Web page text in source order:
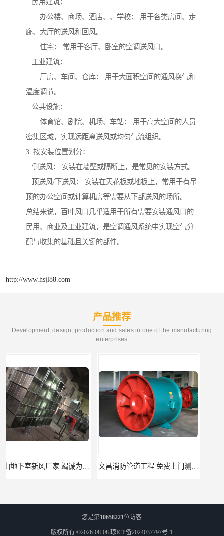
民用建筑：
办公楼、商场、酒店、、学校： 用于各类房间、走
廊、大厅的送风和回风。
住宅： 常用于客厅、卧室的空调送风口。
工业建筑：
厂房、车间、仓库： 用于大面积空间的通风换气和
温度调节。
公共设施：
体育馆、剧院、机场、车站： 用于高大空间的人员
密集区域，实现远距离送风或均匀气流组织。
3. 按安装位置划分：
侧送风： 安装在墙壁或隔断上，是常见的安装方式。
顶送风/下送风： 安装在天花板或地板上，常用于有吊
顶的办公空间或计算机房等需要从下部送风的场所。
总结来说，百叶风口几乎适用于所有需要安装通风口的
民用、商业及工业建筑，是空调通风系统中实现空气分
配与收集的基础且关键的部件。
http://www.hsjl88.com
产品推荐
Development, design, production and sales in one of the manufacturing
enterprises
文昌消防管道工程 免费上门测量设计
您是第10658221位访客
版权所有 ©2026-08-08 琼ICP备2024037797号-1